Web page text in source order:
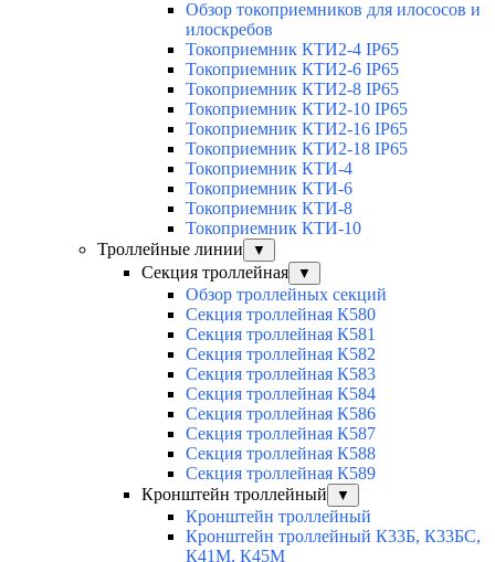
Обзор токоприемников для илососов и
илоскребов
Токоприемник КТИ2-4 IP65
Токоприемник КТИ2-6 IP65
Токоприемник КТИ2-8 IP65
Токоприемник КТИ2-10 IP65
Токоприемник КТИ2-16 IP65
Токоприемник КТИ2-18 IP65
Токоприемник КТИ-4
Токоприемник КТИ-6
Токоприемник КТИ-8
Токоприемник КТИ-10
Троллейные линии
▼
Секция троллейная ▼
Обзор троллейных секций
Секция троллейная К580
Секция троллейная К581
Секция троллейная К582
Секция троллейная К583
Секция троллейная К584
Секция троллейная К586
Секция троллейная К587
Секция троллейная К588
Секция троллейная К589
Кронштейн троллейный
▼
Кронштейн троллейный
Кронштейн троллейный К33Б, К33БС,
К41М, К45М